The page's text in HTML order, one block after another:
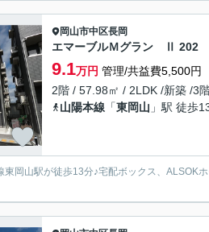
岡山市中区長岡
エマーブルＭグラン Ⅱ 202
9.1万円 管理/共益費5,500円
2階 / 57.98㎡ / 2LDK /新築 /3
山陽本線 「東岡山 」駅 徒歩
東岡山駅が徒歩13分♪宅配ボックス、ALSOK